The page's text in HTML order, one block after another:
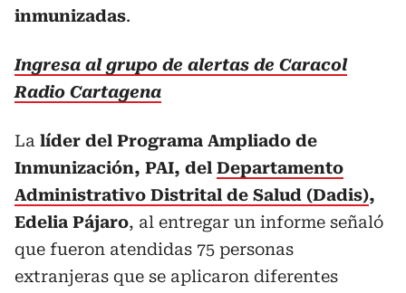
inmunizadas.
Ingresa al grupo de alertas de Caracol
Radio Cartagena
La líder del Programa Ampliado de
Inmunización, PAI, del Departamento
Administrativo Distrital de Salud (Dadis),
Edelia Pájaro, al entregar un informe señaló
que fueron atendidas 75 personas
extranjeras que se aplicaron diferentes